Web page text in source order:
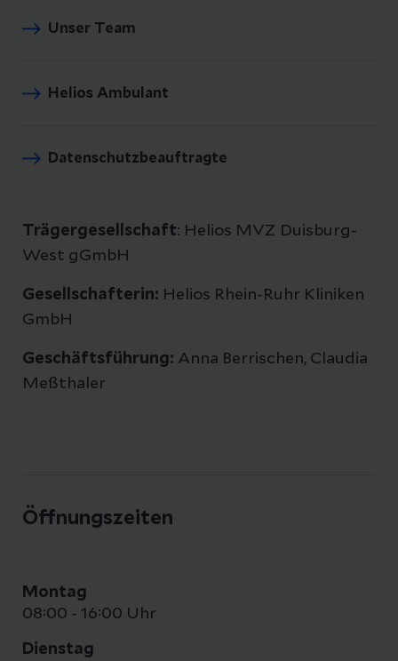
Unser Team
Helios Ambulant
Datenschutzbeauftragte
Trägergesellschaft: Helios MVZ Duisburg-
West gGmbH
Gesellschafterin: Helios Rhein-Ruhr Kliniken
GmbH
Geschäftsführung: Anna Berrischen, Claudia
Meßthaler
Öffnungszeiten
Montag
08:00 - 16:00 Uhr
Dienstag